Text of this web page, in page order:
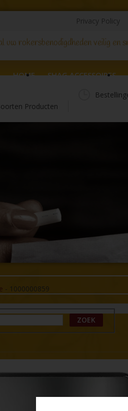
Privacy Policy
uw rokersbenodigdheden veilig en
HOME SHAG ACCESSOIRES
Producten
- 1000000859
ZOEK